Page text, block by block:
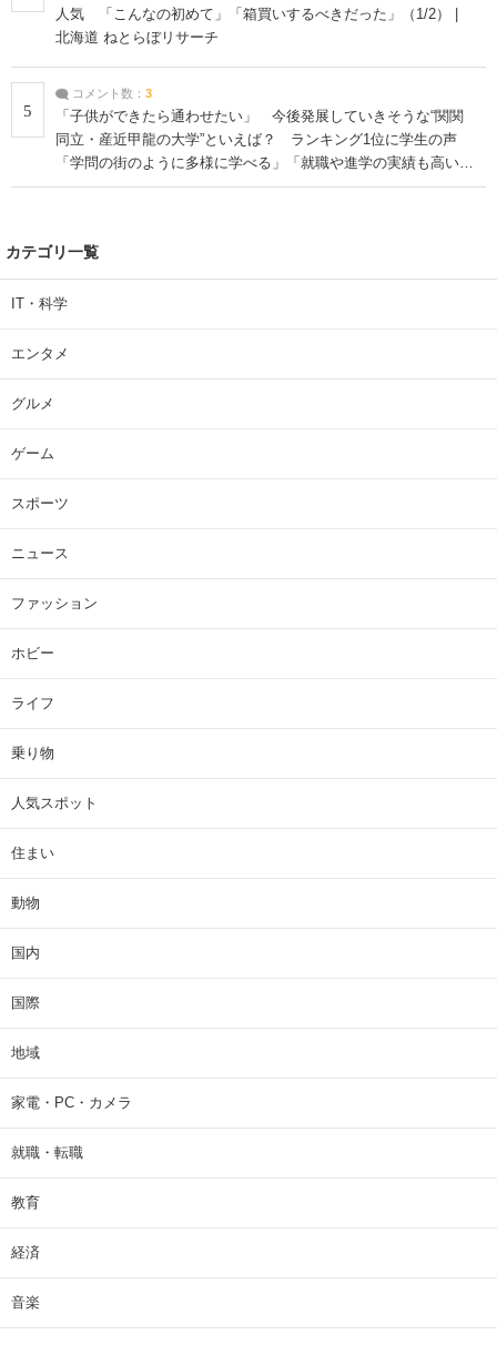
人気 「こんなの初めて」「箱買いするべきだった」（1/2） |
北海道 ねとらぼリサーチ
5
コメント数： 3
「子供ができたら通わせたい」 今後発展していきそうな“関関
同立・産近甲龍の大学”といえば？ ランキング1位に学生の声
「学問の街のように多様に学べる」「就職や進学の実績も高い」
| 大学 ねとらぼリサーチ
カテゴリ一覧
IT・科学
エンタメ
グルメ
ゲーム
スポーツ
ニュース
ファッション
ホビー
ライフ
乗り物
人気スポット
住まい
動物
国内
国際
地域
家電・PC・カメラ
就職・転職
教育
経済
音楽